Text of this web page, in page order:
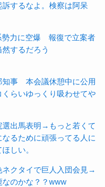
するなよ。検察は阿呆
勢力に空爆 報復で立案者
するだろう
知事 本会議休憩中に公用
らいゆっくり吸わせてや
選出馬表明→もっと若くて
るために頑張ってる人に
しい。
ネクタイで巨人入団会見→
なのかな？？www